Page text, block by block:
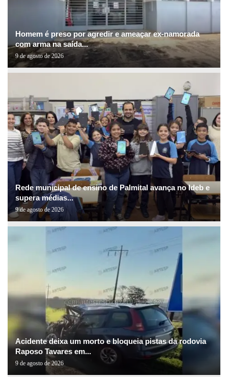
Homem é preso por agredir e ameaçar ex-namorada
com arma na saída...
9 de agosto de 2026
Rede municipal de ensino de Palmital avança no Ideb e
supera médias...
9 de agosto de 2026
Acidente deixa um morto e bloqueia pistas da rodovia
Raposo Tavares em...
9 de agosto de 2026